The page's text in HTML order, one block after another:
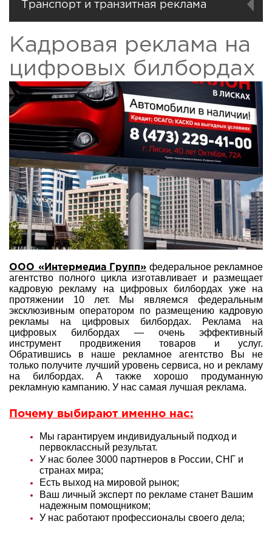
Транспорт и транзитная реклама
Кадровая реклама на
цифровых билбордах
ООО «Интермедиа Групп» федеральное рекламное
агентство полного цикла изготавливает и размещает
кадровую рекламу на цифровых билбордах уже на
протяжении 10 лет. Мы являемся федеральным
эксклюзивным оператором по размещению кадровую
рекламы на цифровых билбордах. Реклама на
цифровых билбордах — очень эффективный
инструмент продвижения товаров и услуг.
Обратившись в наше рекламное агентство Вы не
только получите лучший уровень сервиса, но и рекламу
на билбордах. А также хорошо продуманную
рекламную кампанию. У нас самая лучшая реклама.
Почему выбирают именно нас:
Мы гарантируем индивидуальный подход и
первоклассный результат.
У нас более 3000 партнеров в России, СНГ и
странах мира;
Есть выход на мировой рынок;
Ваш личный эксперт по рекламе станет Вашим
надежным помощником;
У нас работают профессионалы своего дела;